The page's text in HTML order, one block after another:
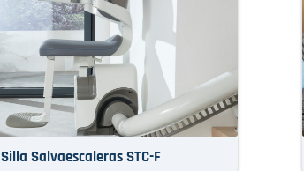
Silla Salvaescaleras STC-F